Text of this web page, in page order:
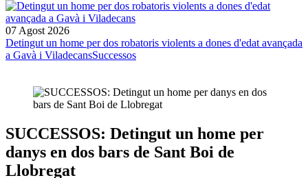
07 Agost 2026
Detingut un home per dos robatoris violents a dones d'edat avançada
a Gavà i ViladecansSuccessos
SUCCESSOS: Detingut un home per
danys en dos bars de Sant Boi de
Llobregat